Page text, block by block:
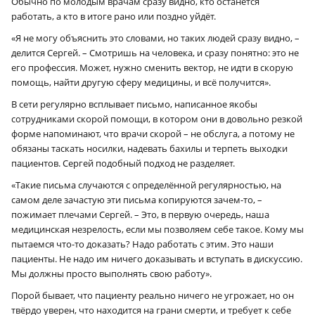
работать, а кто в итоге рано или поздно уйдёт.
«Я не могу объяснить это словами, но таких людей сразу видно, –
делится Сергей. – Смотришь на человека, и сразу понятно: это не
его профессия. Может, нужно сменить вектор, не идти в скорую
помощь, найти другую сферу медицины, и всё получится».
В сети регулярно всплывает письмо, написанное якобы
сотрудниками скорой помощи, в котором они в довольно резкой
форме напоминают, что врачи скорой – не обслуга, а потому не
обязаны таскать носилки, надевать бахилы и терпеть выходки
пациентов. Сергей подобный подход не разделяет.
«Такие письма случаются с определённой регулярностью, на
самом деле зачастую эти письма копируются зачем-то, –
пожимает плечами Сергей. – Это, в первую очередь, наша
медицинская незрелость, если мы позволяем себе такое. Кому мы
пытаемся что-то доказать? Надо работать с этим. Это наши
пациенты. Не надо им ничего доказывать и вступать в дискуссию.
Мы должны просто выполнять свою работу».
Порой бывает, что пациенту реально ничего не угрожает, но он
твёрдо уверен, что находится на грани смерти, и требует к себе